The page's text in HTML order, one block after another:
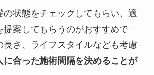
の状態をチェックしてもらい、適
提案してもらうのがおすすめで
長さ、ライフスタイルなども考慮
に合った施術間隔を決めることが